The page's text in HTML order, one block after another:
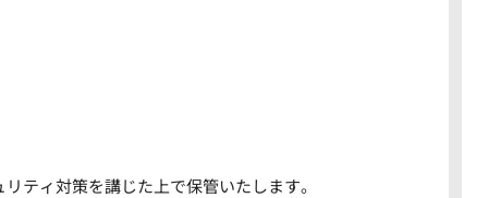
ティ対策を講じた上で保管いたします。